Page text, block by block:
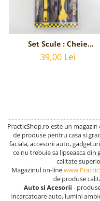
Set Scule : Cheie
Reglabila Universala si
Surubelnita stea si
39,00 Lei
PracticShop.ro este un
de produse pentru casa si
faciala, accesorii auto,
ce nu trebuie sa lipseasca
calitate
Magazinul on-line
de produse
Auto si Acesorii -
incarcatoare auto, lumini